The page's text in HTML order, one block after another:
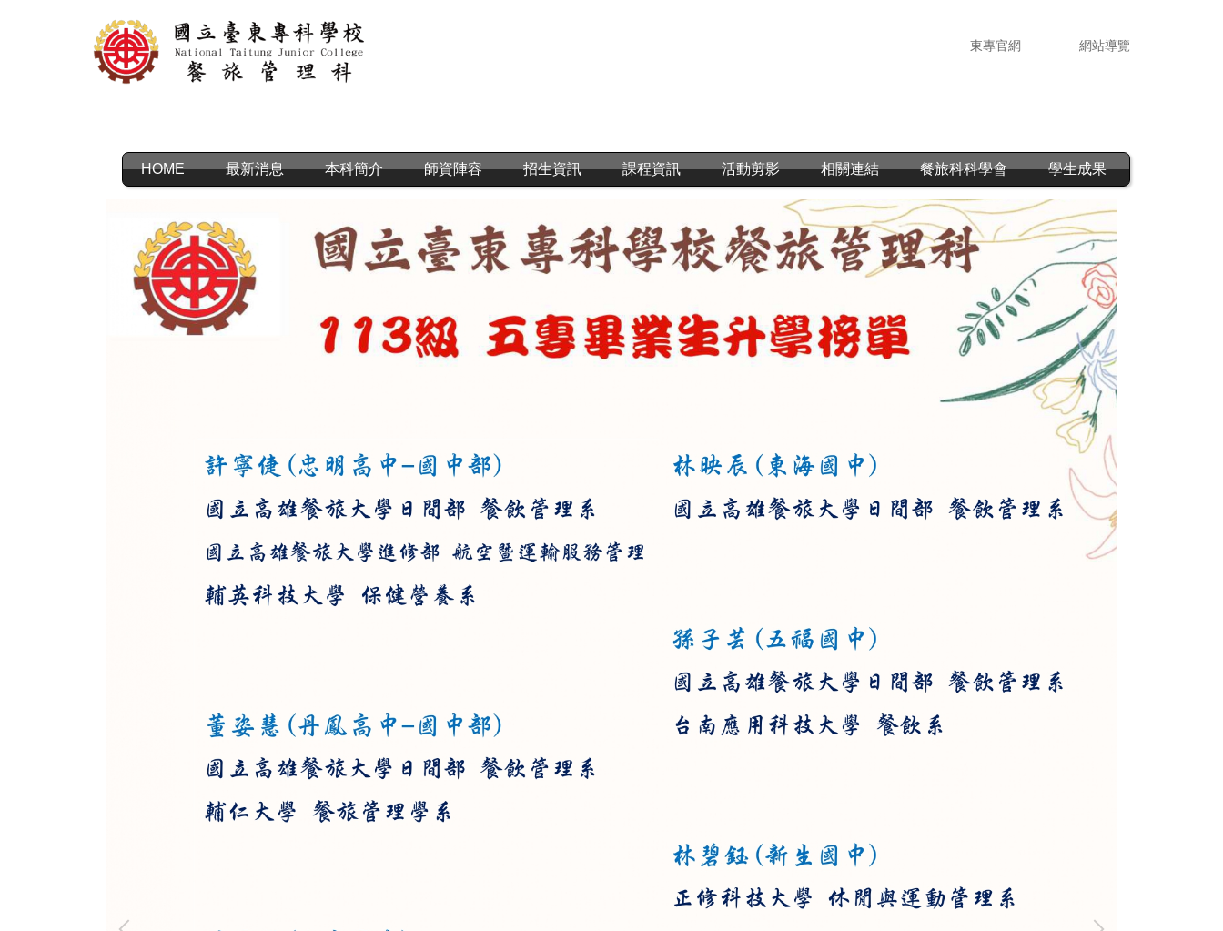
東專官網 網站導覽
HOME 最新消息 本科簡介 師資陣容 招生資訊 課程資訊 活動剪影 相關連結 餐旅科科學會 學生成果